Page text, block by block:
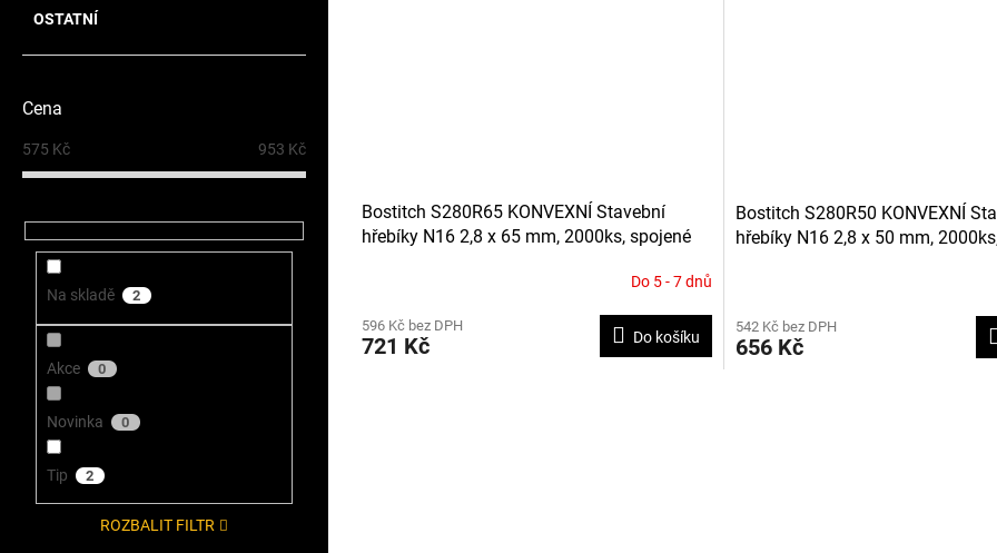
OSTATNÍ
Cena
575 Kč 953 Kč
Na skladě 2
Akce 0
Novinka 0
Tip 2
ROZBALIT FILTR
Bostitch S280R65 KONVEXNÍ Stavební
hřebíky N16 2,8 x 65 mm, 2000ks, spojené
Do 5 - 7 dnů
596 Kč bez DPH
721 Kč Do košíku
Bostitch S280R50 KONVEXNÍ
hřebíky N16 2,8 x 50 mm,
542 Kč bez DPH
656 Kč